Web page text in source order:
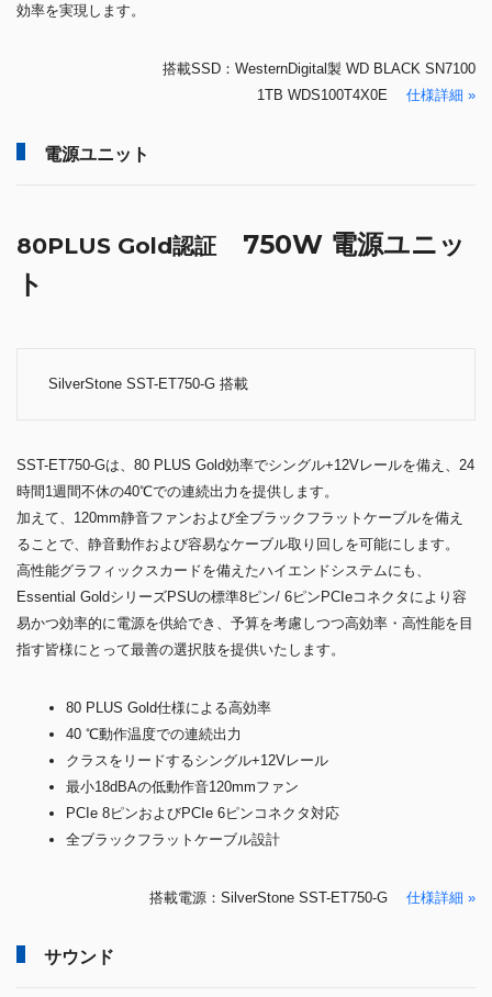
効率を実現します。
搭載SSD：WesternDigital製 WD BLACK SN7100
1TB WDS100T4X0E 仕様詳細 »
電源ユニット
80PLUS Gold認証 750W 電源ユニッ
ト
SilverStone SST-ET750-G 搭載
SST-ET750-Gは、80 PLUS Gold効率でシングル+12Vレールを備え、24
時間1週間不休の40℃での連続出力を提供します。
加えて、120mm静音ファンおよび全ブラックフラットケーブルを備え
ることで、静音動作および容易なケーブル取り回しを可能にします。
高性能グラフィックスカードを備えたハイエンドシステムにも、
Essential GoldシリーズPSUの標準8ピン/ 6ピンPCIeコネクタにより容
易かつ効率的に電源を供給でき、予算を考慮しつつ高効率・高性能を目
指す皆様にとって最善の選択肢を提供いたします。
80 PLUS Gold仕様による高効率
40 ℃動作温度での連続出力
クラスをリードするシングル+12Vレール
最小18dBAの低動作音120mmファン
PCIe 8ピンおよびPCIe 6ピンコネクタ対応
全ブラックフラットケーブル設計
搭載電源：SilverStone SST-ET750-G 仕様詳細 »
サウンド